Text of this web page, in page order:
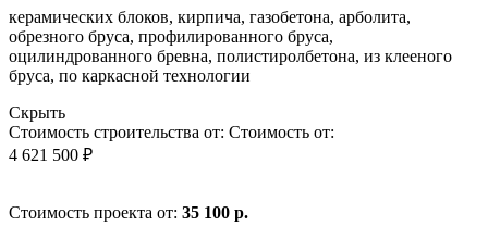
керамических блоков, кирпича, газобетона, арболита,
обрезного бруса, профилированного бруса,
оцилиндрованного бревна, полистиролбетона, из клееного
бруса, по каркасной технологии
Скрыть
Стоимость строительства от: Стоимость от:
4 621 500 ₽
Стоимость проекта от: 35 100 р.